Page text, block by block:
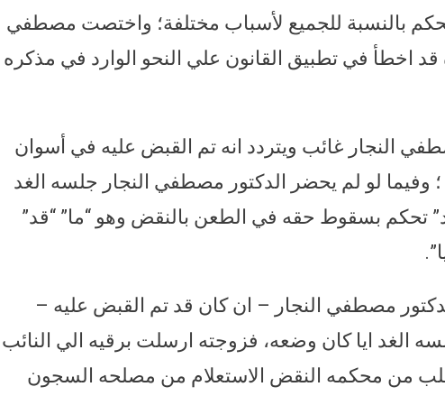
بالنسبة للجميع لأسباب مختلفة؛ واختصت مصطفي
قد اخطأ في تطبيق القانون علي النحو الوارد في مذكره
النجار غائب ويتردد انه تم القبض عليه في أسوان
وفيما لو لم يحضر الدكتور مصطفي النجار جلسه الغد
تحكم بسقوط حقه في الطعن بالنقض وهو “ما” “قد”
مصطفي النجار – ان كان قد تم القبض عليه –
الغد ايا كان وضعه، فزوجته ارسلت برقيه الي النائب
من محكمه النقض الاستعلام من مصلحه السجون